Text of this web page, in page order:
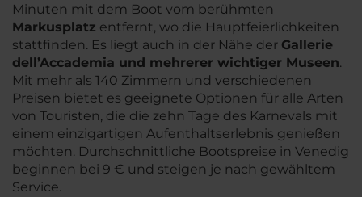
Minuten mit dem Boot vom berühmten
Markusplatz entfernt, wo die Hauptfeierlichkeiten
stattfinden. Es liegt auch in der Nähe der Gallerie
dell’Accademia und mehrerer wichtiger Museen.
Mit mehr als 140 Zimmern und verschiedenen
Preisen bietet es geeignete Optionen für alle Arten
von Touristen, die die zehn Tage des Karnevals mit
einem einzigartigen Aufenthaltserlebnis genießen
möchten. Durchschnittliche Bootspreise in Venedig
beginnen bei 9 € und steigen je nach gewähltem
Service.